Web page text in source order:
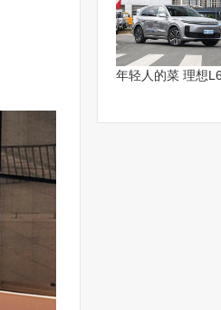
年轻人的菜 理想L6